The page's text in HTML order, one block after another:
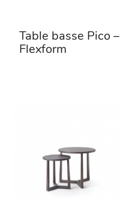
Table basse Pico –
Flexform